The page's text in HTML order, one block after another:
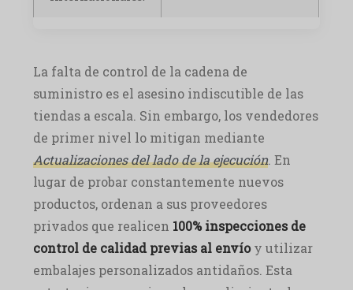
La falta de control de la cadena de
suministro es el asesino indiscutible de las
tiendas a escala. Sin embargo, los vendedores
de primer nivel lo mitigan mediante
Actualizaciones del lado de la ejecución. En
lugar de probar constantemente nuevos
productos, ordenan a sus proveedores
privados que realicen 100% inspecciones de
control de calidad previas al envíoy utilizar
embalajes personalizados antidaños. Esta